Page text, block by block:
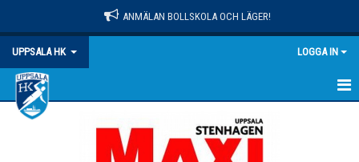
ANMÄLAN BOLLSKOLA OCH LÄGER!
UPPSALA HK LOGGA IN
HEM